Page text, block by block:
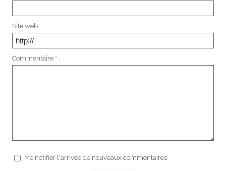
Site web :
Commentaire * :
Me notifier l'arrivée de nouveaux commentaires